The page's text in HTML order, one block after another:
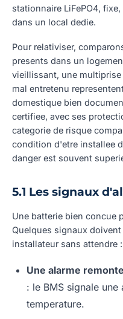
stationnaire LiFePO4,
dans un local dedie.
Pour relativiser,
presents dans un
vieillissant, une
mal entretenu
domestique bien
certifiee, avec ses
categorie de risque
condition d'etre installee
danger est souvent
5.1 Les signaux
Une batterie bien concue
Quelques signaux
installateur sans attendre :
Une alarme
: le BMS signale
temperature.